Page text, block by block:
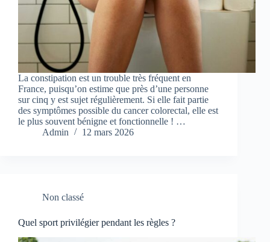
La constipation est un trouble très fréquent en
France, puisqu’on estime que près d’une personne
sur cinq y est sujet régulièrement. Si elle fait partie
des symptômes possible du cancer colorectal, elle est
le plus souvent bénigne et fonctionnelle ! …
Admin
12 mars 2026
Non classé
Quel sport privilégier pendant les règles ?